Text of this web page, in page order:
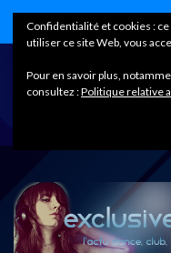
Confidentialité et cookies :
utiliser ce site Web, vous
Pour en savoir plus,
consultez :Politique relative